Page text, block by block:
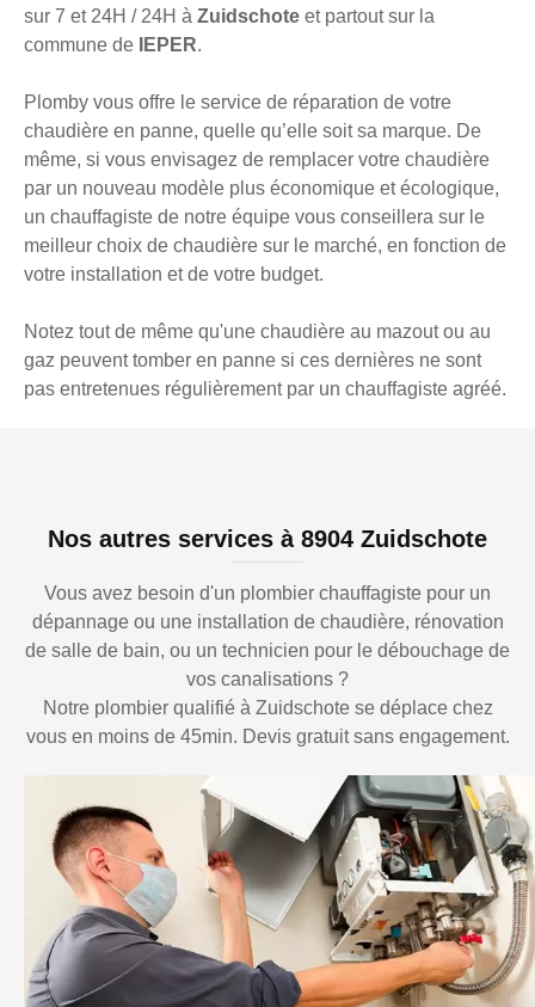
sur 7 et 24H / 24H à Zuidschote et partout sur la
commune de
IEPER.
Plomby vous offre le service de réparation de votre
chaudière en panne, quelle qu’elle soit sa marque. De
même, si vous envisagez de remplacer votre chaudière
par un nouveau modèle plus économique et écologique,
un chauffagiste de notre équipe vous conseillera sur le
meilleur choix de chaudière sur le marché, en fonction de
votre installation et de votre budget.
Notez tout de même qu'une chaudière au mazout ou au
gaz peuvent tomber en panne si ces dernières ne sont
pas entretenues régulièrement par un chauffagiste agréé.
Nos autres services à 8904 Zuidschote
Vous avez besoin d'un plombier chauffagiste pour un
dépannage ou une installation de chaudière, rénovation
de salle de bain, ou un technicien pour le débouchage de
vos canalisations ?
Notre plombier qualifié à Zuidschote se déplace chez
vous en moins de 45min. Devis gratuit sans engagement.